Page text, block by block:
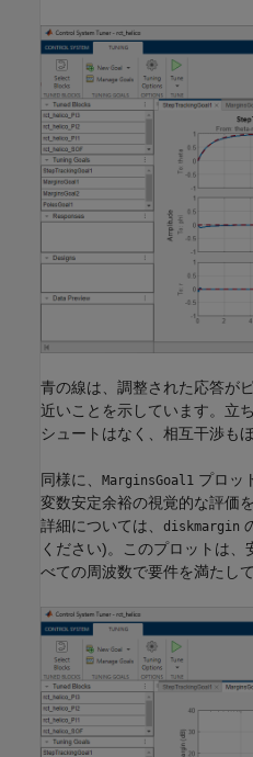
青の線は、調整された応答が
近いことを示しています。立
シュートはなく、相互干渉も
同様に、 MarginsGoal1 プロッ
変数安定余裕の視覚的な評価
詳細については、 diskmargin
ください)。このプロットは
べての周波数で要件を満たし